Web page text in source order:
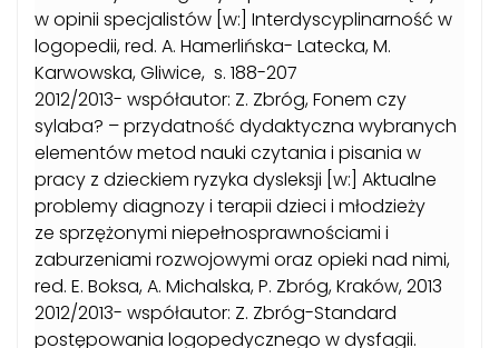
w opinii specjalistów [w:] Interdyscyplinarność w
logopedii, red. A. Hamerlińska- Latecka, M.
Karwowska, Gliwice, s. 188-207
2012/2013- współautor: Z. Zbróg, Fonem czy
sylaba? – przydatność dydaktyczna wybranych
elementów metod nauki czytania i pisania w
pracy z dzieckiem ryzyka dysleksji [w:] Aktualne
problemy diagnozy i terapii dzieci i młodzieży
ze sprzężonymi niepełnosprawnościami i
zaburzeniami rozwojowymi oraz opieki nad nimi,
red. E. Boksa, A. Michalska, P. Zbróg, Kraków, 2013
2012/2013- współautor: Z. Zbróg-Standard
postępowania logopedycznego w dysfagii.